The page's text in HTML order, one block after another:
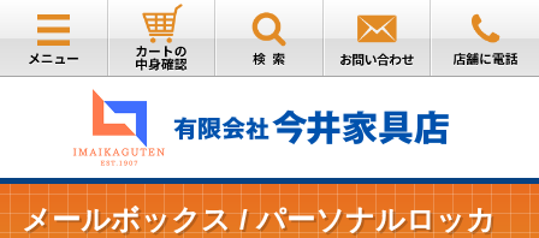
メールボックス / パーソナルロッカ